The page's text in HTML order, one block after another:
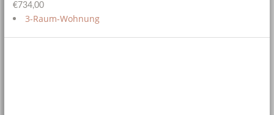
€734,00
3-Raum-Wohnung